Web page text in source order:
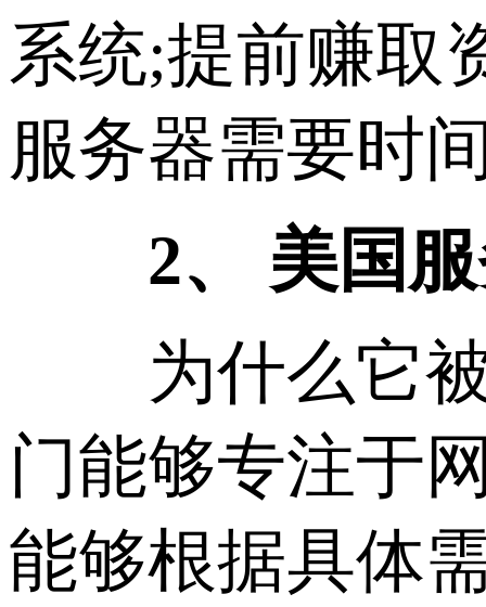
系统;提前赚取
服务器需要时
2、
美国
为什么它被
门能够专注于
能够根据具体